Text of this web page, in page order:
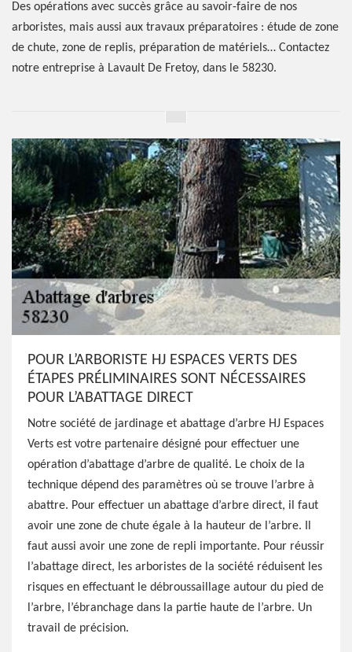
Des opérations avec succès grâce au savoir-faire de nos
arboristes, mais aussi aux travaux préparatoires : étude de zone
de chute, zone de replis, préparation de matériels… Contactez
notre entreprise à Lavault De Fretoy, dans le 58230.
POUR L’ARBORISTE HJ ESPACES VERTS DES
ÉTAPES PRÉLIMINAIRES SONT NÉCESSAIRES
POUR L’ABATTAGE DIRECT
Notre société de jardinage et abattage d’arbre HJ Espaces
Verts est votre partenaire désigné pour effectuer une
opération d’abattage d’arbre de qualité. Le choix de la
technique dépend des paramètres où se trouve l’arbre à
abattre. Pour effectuer un abattage d’arbre direct, il faut
avoir une zone de chute égale à la hauteur de l’arbre. Il
faut aussi avoir une zone de repli importante. Pour réussir
l’abattage direct, les arboristes de la société réduisent les
risques en effectuant le débroussaillage autour du pied de
l’arbre, l’ébranchage dans la partie haute de l’arbre. Un
travail de précision.